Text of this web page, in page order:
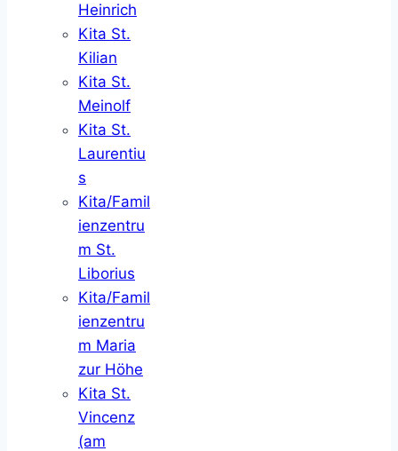
Heinrich
Kita St.
Kilian
Kita St.
Meinolf
Kita St.
Laurentiu
s
Kita/Famil
ienzentru
m St.
Liborius
Kita/Famil
ienzentru
m Maria
zur Höhe
Kita St.
Vincenz
(am